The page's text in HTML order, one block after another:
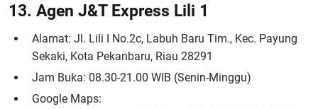
13. Agen J&T Express Lili 1
Alamat: Jl. Lili I No.2c, Labuh Baru Tim., Kec. Payung
Sekaki, Kota Pekanbaru, Riau 28291
Jam Buka: 08.30-21.00 WIB (Senin-Minggu)
Google Maps: